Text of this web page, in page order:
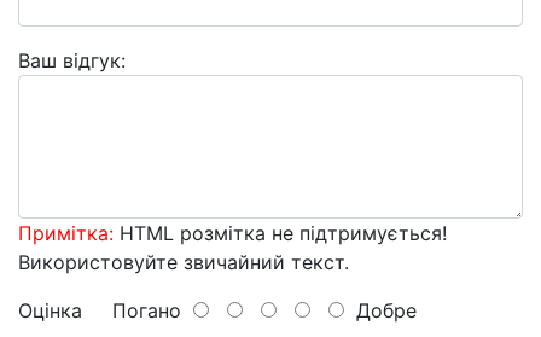
Ваш відгук:
Примітка: HTML розмітка не підтримується!
Використовуйте звичайний текст.
Оцінка Погано Добре